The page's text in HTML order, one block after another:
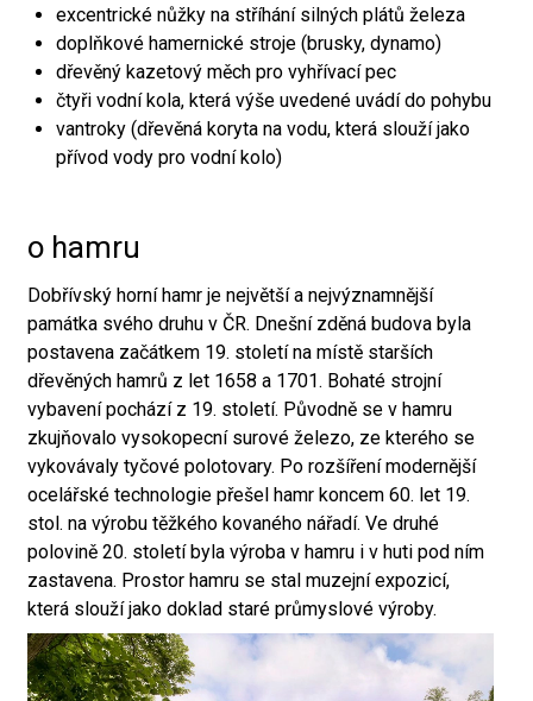
excentrické nůžky na stříhání silných plátů železa
doplňkové hamernické stroje (brusky, dynamo)
dřevěný kazetový měch pro vyhřívací pec
čtyři vodní kola, která výše uvedené uvádí do pohybu
vantroky (dřevěná koryta na vodu, která slouží jako
přívod vody pro vodní kolo)
o hamru
Dobřívský horní hamr je největší a nejvýznamnější
památka svého druhu v ČR. Dnešní zděná budova byla
postavena začátkem 19. století na místě starších
dřevěných hamrů z let 1658 a 1701. Bohaté strojní
vybavení pochází z 19. století. Původně se v hamru
zkujňovalo vysokopecní surové železo, ze kterého se
vykovávaly tyčové polotovary. Po rozšíření modernější
ocelářské technologie přešel hamr koncem 60. let 19.
stol. na výrobu těžkého kovaného nářadí. Ve druhé
polovině 20. století byla výroba v hamru i v huti pod ním
zastavena. Prostor hamru se stal muzejní expozicí,
která slouží jako doklad staré průmyslové výroby.